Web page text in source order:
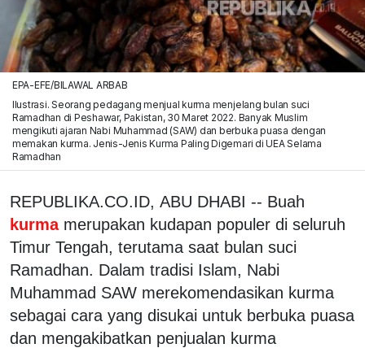
EPA-EFE/BILAWAL ARBAB
Ilustrasi. Seorang pedagang menjual kurma menjelang bulan suci
Ramadhan di Peshawar, Pakistan, 30 Maret 2022. Banyak Muslim
mengikuti ajaran Nabi Muhammad (SAW) dan berbuka puasa dengan
memakan kurma. Jenis-Jenis Kurma Paling Digemari di UEA Selama
Ramadhan
REPUBLIKA.CO.ID, ABU DHABI -- Buah
kurma merupakan kudapan populer di seluruh
Timur Tengah, terutama saat bulan suci
Ramadhan. Dalam tradisi Islam, Nabi
Muhammad SAW merekomendasikan kurma
sebagai cara yang disukai untuk berbuka puasa
dan mengakibatkan penjualan kurma